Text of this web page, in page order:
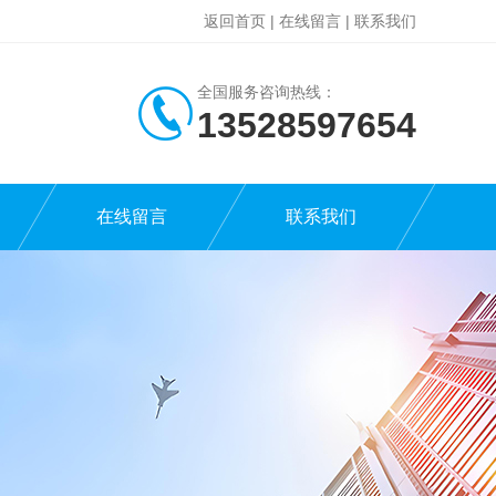
返回首页 | 在线留言 | 联系我们
全国服务咨询热线：
13528597654
在线留言 联系我们